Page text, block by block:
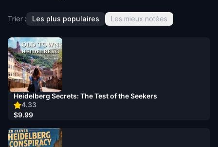
Trier : Les plus populaires Les mieux notées
4.33
Heidelberg Secrets: The Test of the Seekers
$9.99